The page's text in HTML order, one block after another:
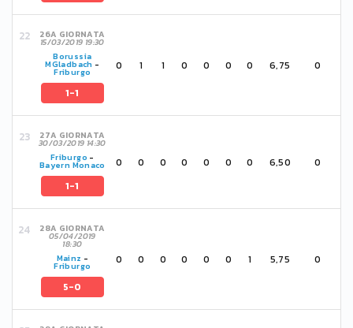
26A GIORNATA
15/03/2019 19:30
Borussia
MGladbach -
Friburgo
1-1
0 1 1 0 0 0 0 6,75 0
27A GIORNATA
30/03/2019 14:30
Friburgo -
Bayern Monaco
1-1
0 0 0 0 0 0 0 6,50 0
28A GIORNATA
05/04/2019
18:30
Mainz -
Friburgo
5-0
0 0 0 0 0 0 1 5,75 0